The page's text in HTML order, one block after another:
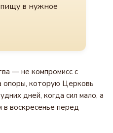
в нужное
— не компромисс с
опоры, которую Церковь
дней, когда сил мало, а
воскресенье перед